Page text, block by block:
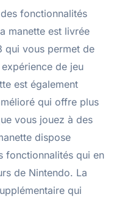
fonctionnalités
manette est livrée
qui vous permet de
de jeu
est également
qui offre plus
vous jouez à des
dispose
fonctionnalités qui en
de Nintendo. La
qui